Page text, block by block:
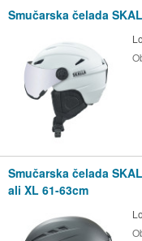
Smučarska čelada
Smučarska čelada
ali XL 61-63cm